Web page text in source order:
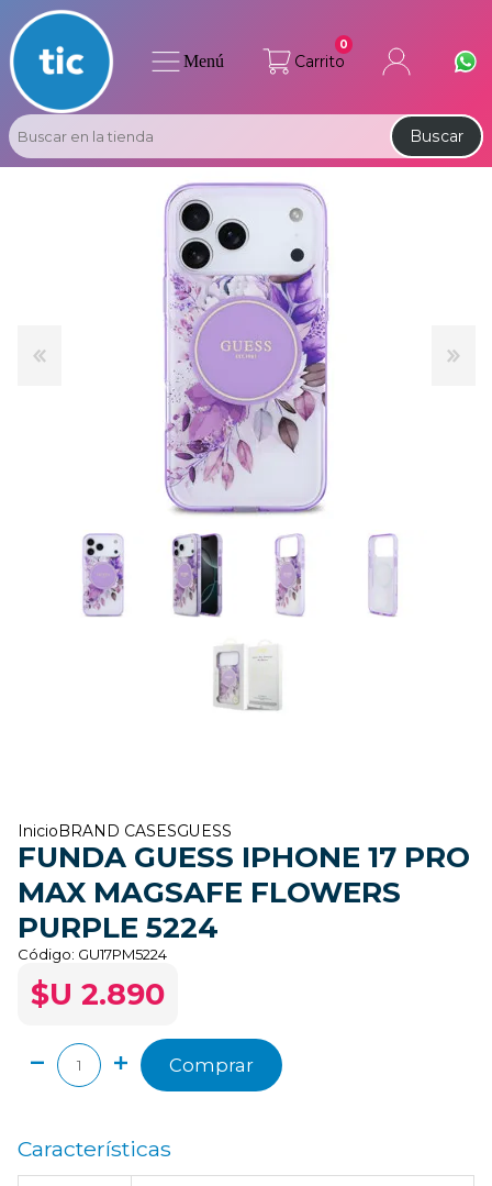
Carrito
0
Buscar
Menú
Inicio BRAND CASESGUESS
FUNDA GUESS IPHONE 17 PRO
MAX MAGSAFE FLOWERS
PURPLE 5224
Código: GU17PM5224
$U 2.890
Comprar
Características